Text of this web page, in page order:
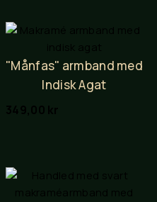
"Månfas" armband med
Indisk Agat